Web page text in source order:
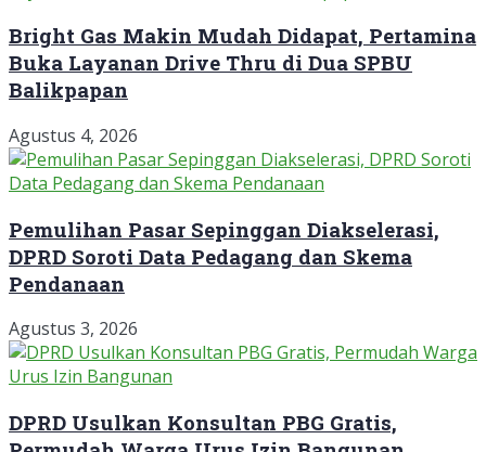
Bright Gas Makin Mudah Didapat, Pertamina
Buka Layanan Drive Thru di Dua SPBU
Balikpapan
Agustus 4, 2026
Pemulihan Pasar Sepinggan Diakselerasi,
DPRD Soroti Data Pedagang dan Skema
Pendanaan
Agustus 3, 2026
DPRD Usulkan Konsultan PBG Gratis,